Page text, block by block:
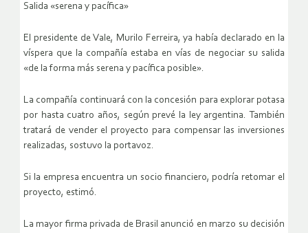
Salida «serena y pacífica»
El presidente de Vale, Murilo Ferreira, ya había declarado en la
víspera que la compañía estaba en vías de negociar su salida
«de la forma más serena y pacífica posible».
La compañía continuará con la concesión para explorar potasa
por hasta cuatro años, según prevé la ley argentina. También
tratará de vender el proyecto para compensar las inversiones
realizadas, sostuvo la portavoz.
Si la empresa encuentra un socio financiero, podría retomar el
proyecto, estimó.
La mayor firma privada de Brasil anunció en marzo su decisión